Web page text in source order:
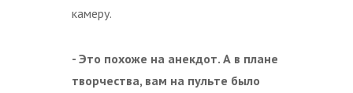
камеру.
- Это похоже на анекдот. А в плане
творчества, вам на пульте было